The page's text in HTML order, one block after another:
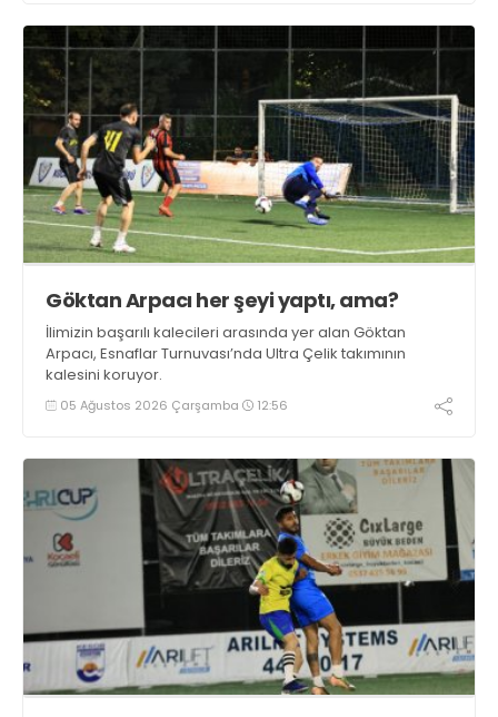
Göktan Arpacı her şeyi yaptı, ama?
İlimizin başarılı kalecileri arasında yer alan Göktan
Arpacı, Esnaflar Turnuvası’nda Ultra Çelik takımının
kalesini koruyor.
05 Ağustos 2026 Çarşamba 12:56